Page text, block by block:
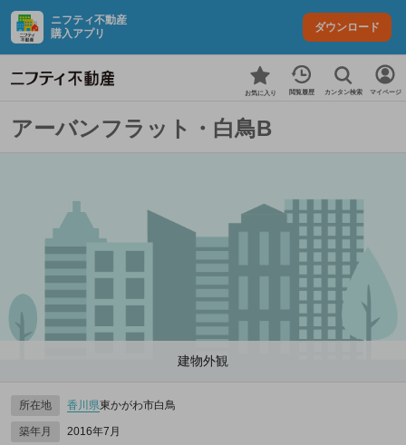
ニフティ不動産
購入アプリ
ダウンロード
お気に入り 閲覧履歴 カンタン検索 マイページ
アーバンフラット・白鳥B
建物外観
所在地 香川県東かがわ市白鳥
築年月 2016年7月